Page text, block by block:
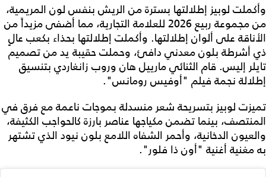
وأكملت لوبيز إطلالتها بسترة من الريش بنفس لون المريمية،
من مجموعة ربيع 2026 للعلامة التجارية، مما أضفى مزيداً من
الأناقة على ألوان إطلالتها. وأكملت إطلالتها بحذاء بكعب عالٍ
ذي أشرطة بلون معدني دافئ، وحملت حقيبة يد من تصميم
تايلر إليس. قام الثنائي مارييل هان وروب زانغاردي بتنسيق
إطلالة نجمة فيلم "أوفيس رومانس".
تميزت لوبيز بتسريحة شعر منسدلة بموجات ناعمة مع فرق في
المنتصف، بينما تضمن مكياجها عناصر بارزة كالحواجب الكثيفة،
والعيون الدخانية، وأحمر الشفاه اللامع بلون نيود الذي تشتهر
به مغنية أغنية "أون ذا فلور".